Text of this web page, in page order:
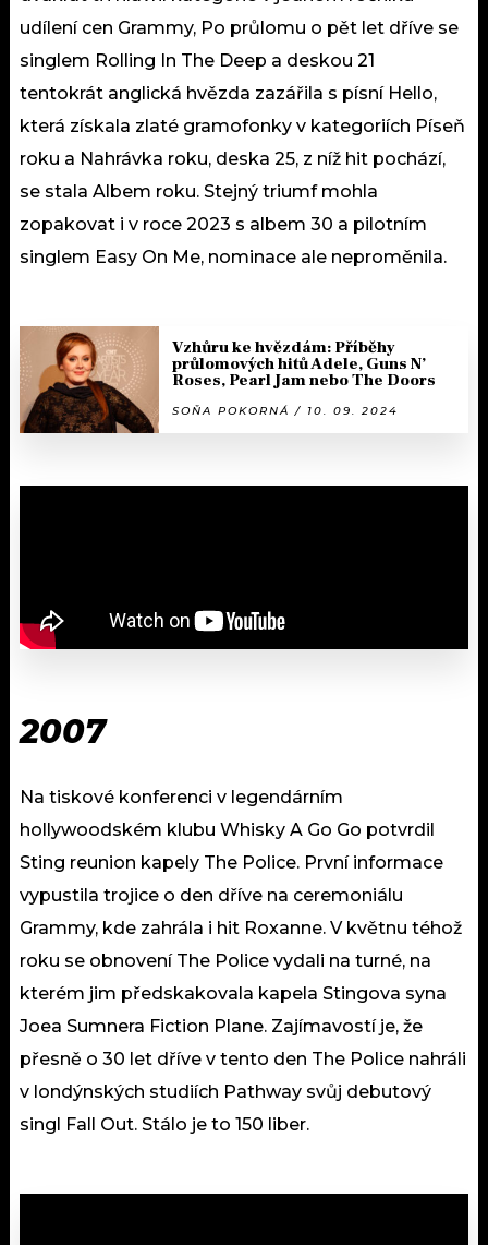
udílení cen Grammy, Po průlomu o pět let dříve se
singlem Rolling In The Deep a deskou 21
tentokrát anglická hvězda zazářila s písní Hello,
která získala zlaté gramofonky v kategoriích Píseň
roku a Nahrávka roku, deska 25, z níž hit pochází,
se stala Albem roku. Stejný triumf mohla
zopakovat i v roce 2023 s albem 30 a pilotním
singlem Easy On Me, nominace ale neproměnila.
Vzhůru ke hvězdám: Příběhy
průlomových hitů Adele, Guns N’
Roses, Pearl Jam nebo The Doors
SOŇA POKORNÁ / 10. 09. 2024
2007
Na tiskové konferenci v legendárním
hollywoodském klubu Whisky A Go Go potvrdil
Sting reunion kapely The Police. První informace
vypustila trojice o den dříve na ceremoniálu
Grammy, kde zahrála i hit Roxanne. V květnu téhož
roku se obnovení The Police vydali na turné, na
kterém jim předskakovala kapela Stingova syna
Joea Sumnera Fiction Plane. Zajímavostí je, že
přesně o 30 let dříve v tento den The Police nahráli
v londýnských studiích Pathway svůj debutový
singl Fall Out. Stálo je to 150 liber.